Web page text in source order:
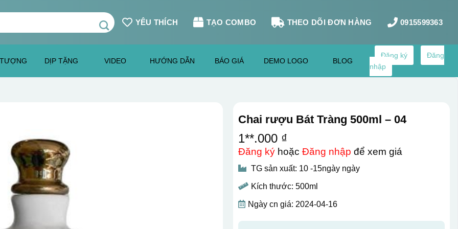
YÊU THÍCH TẠO COMBO THEO DÕI ĐƠN HÀNG 0915599363
DỊP TẶNG VIDEO HƯỚNG DẪN BÁO GIÁ DEMO LOGO BLOG
Đăng ký
Đăng
nhập
Chai rượu Bát Tràng 500ml – 04
1**.000 ₫
Đăng kýhoặc Đăng nhập để xem giá
TG sản xuất: 10 -15ngày ngày
Kích thước: 500ml
Ngày cn giá: 2024-04-16